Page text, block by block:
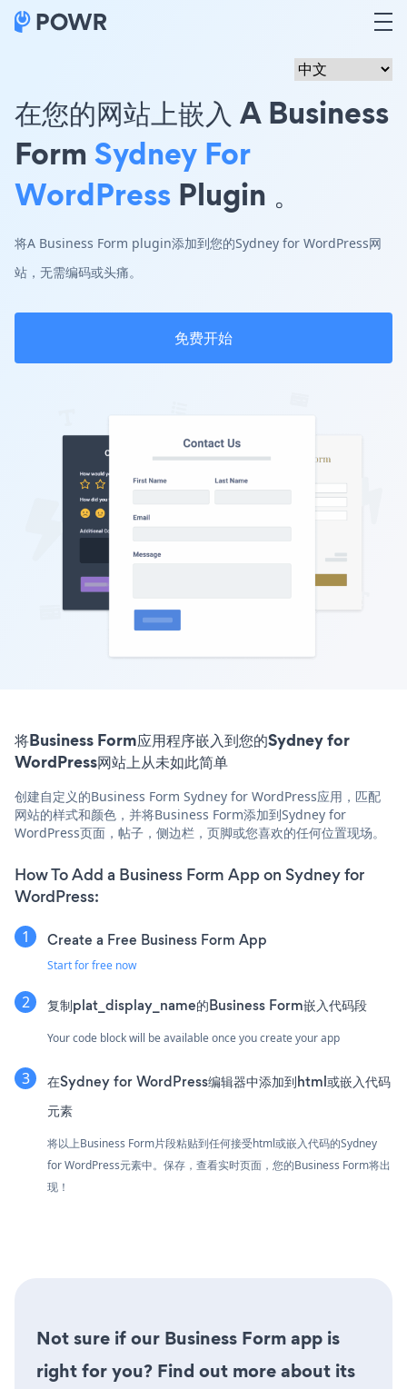
在您的网站上嵌入 A Business
Form Sydney For
WordPress Plugin 。
将A Business Form plugin添加到您的Sydney for WordPress网
站，无需编码或头痛。
免费开始
将Business Form应用程序嵌入到您的Sydney for
WordPress网站上从未如此简单
创建自定义的Business Form Sydney for WordPress应用，匹配
网站的样式和颜色，并将Business Form添加到Sydney for
WordPress页面，帖子，侧边栏，页脚或您喜欢的任何位置现场。
How To Add a Business Form App on Sydney for
WordPress:
Create a Free Business Form App
Start for free now
复制plat_display_name的Business Form嵌入代码段
Your code block will be available once you create your app
在Sydney for WordPress编辑器中添加到html或嵌入代码
元素
将以上Business Form片段粘贴到任何接受html或嵌入代码的Sydney
for WordPress元素中。保存，查看实时页面，您的Business Form将出
现！
Not sure if our Business Form app is
right for you? Find out more about its